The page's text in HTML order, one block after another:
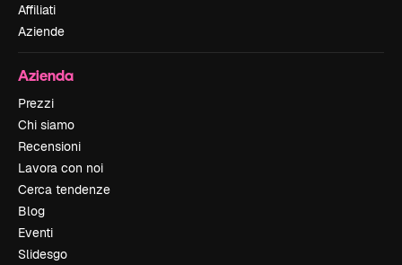
Affiliati
Aziende
Azienda
Prezzi
Chi siamo
Recensioni
Lavora con noi
Cerca tendenze
Blog
Eventi
Slidesgo